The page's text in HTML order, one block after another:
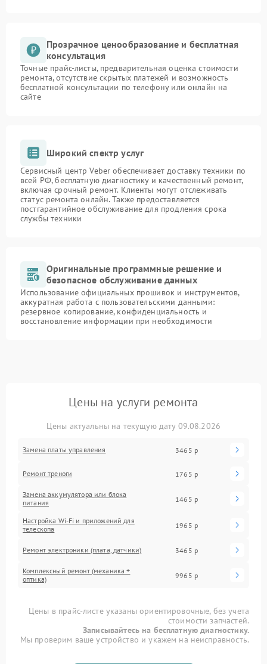
Прозрачное ценообразование и бесплатная
консультация
Точные прайс-листы, предварительная оценка стоимости
ремонта, отсутствие скрытых платежей и возможность
бесплатной консультации по телефону или онлайн на
сайте
Широкий спектр услуг
Сервисный центр Veber обеспечивает доставку техники по
всей РФ, бесплатную диагностику и качественный ремонт,
включая срочный ремонт. Клиенты могут отслеживать
статус ремонта онлайн. Также предоставляется
постгарантийное обслуживание для продления срока
службы техники
Оригинальные программные решение и
безопасное обслуживание данных
Использование официальных прошивок и инструментов,
аккуратная работа с пользовательскими данными:
резервное копирование, конфиденциальность и
восстановление информации при необходимости
Цены на услуги ремонта
Цены актуальны на текущую дату 09.08.2026
Замена платы управления 3465 р
Ремонт треноги 1765 р
Замена аккумулятора или блока
питания
1465 р
Настройка Wi-Fi и приложений для
телескопа
1965 р
Ремонт электроники (плата, датчики) 3465 р
Комплексный ремонт (механика +
оптика)
9965 р
Цены в прайс-листе указаны ориентировочные, без учета
стоимости запчастей.
Записывайтесь на бесплатную диагностику.
Мы проверим ваше устройство и укажем на неисправность.